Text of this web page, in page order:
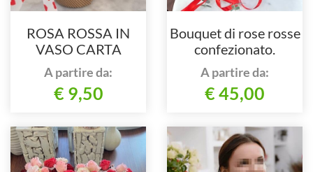
ROSA ROSSA IN
VASO CARTA
A partire da:
€ 9,50
Bouquet di rose rosse
confezionato.
A partire da:
€ 45,00